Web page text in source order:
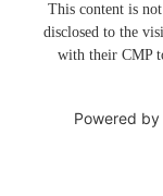
This content is
disclosed to the
with their CMP
Powered by